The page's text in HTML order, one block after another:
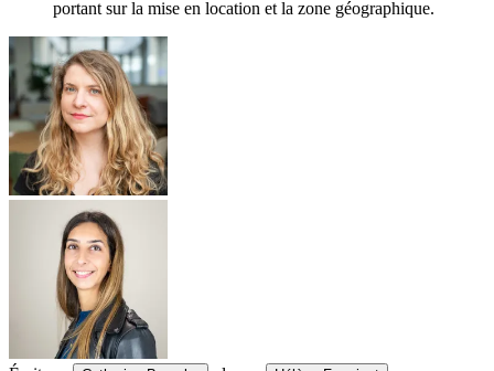
portant sur la mise en location et la zone géographique.